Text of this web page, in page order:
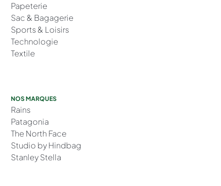
Papeterie
Sac & Bagagerie
Sports & Loisirs
Technologie
Textile
NOS MARQUES
Rains
Patagonia
The North Face
Studio by Hindbag
Stanley Stella